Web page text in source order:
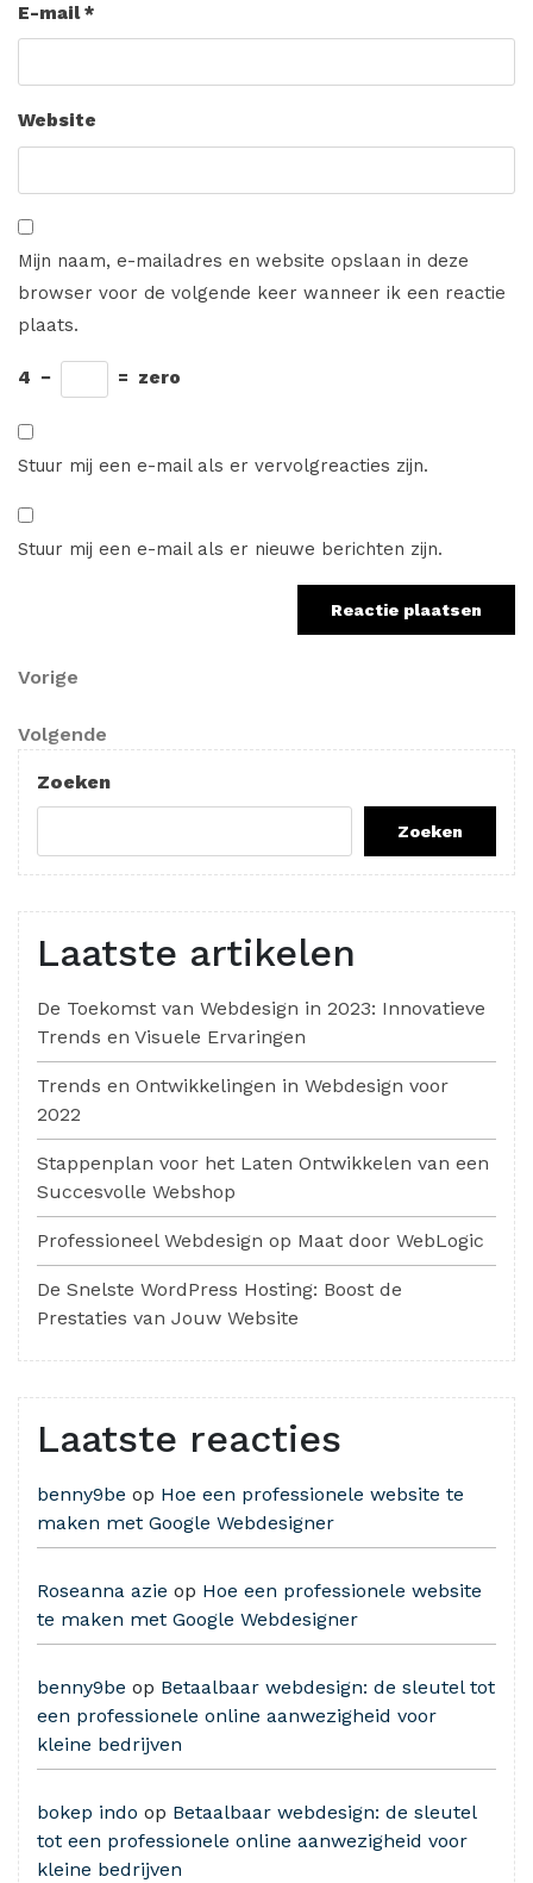
E-mail*
Website
Mijn naam, e-mailadres en website opslaan in deze
browser voor de volgende keer wanneer ik een reactie
plaats.
4 − = zero
Stuur mij een e-mail als er vervolgreacties zijn.
Stuur mij een e-mail als er nieuwe berichten zijn.
Berichtnavigatie
Vorig
Vorige
Volgend
bericht
Volgende
Zoeken
Zoeken
Laatste artikelen
De Toekomst van Webdesign in 2023: Innovatieve
Trends en Visuele Ervaringen
Trends en Ontwikkelingen in Webdesign voor
2022
Stappenplan voor het Laten Ontwikkelen van een
Succesvolle Webshop
Professioneel Webdesign op Maat door WebLogic
De Snelste WordPress Hosting: Boost de
Prestaties van Jouw Website
Laatste reacties
benny9be op Hoe een professionele website te
maken met Google Webdesigner
Roseanna azie op Hoe een professionele website
te maken met Google Webdesigner
benny9be op Betaalbaar webdesign: de sleutel tot
een professionele online aanwezigheid voor
kleine bedrijven
bokep indo op Betaalbaar webdesign: de sleutel
tot een professionele online aanwezigheid voor
kleine bedrijven